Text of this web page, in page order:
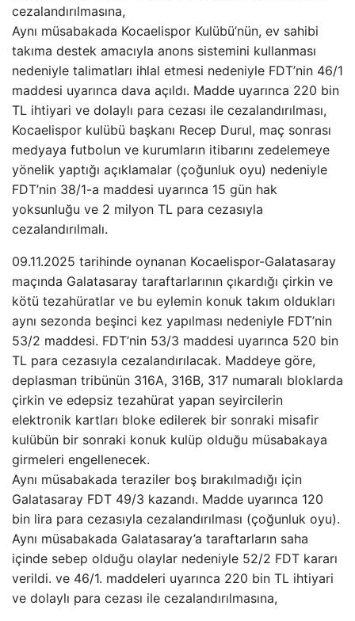
cezalandırılmasına,
Aynı müsabakada Kocaelispor Kulübü’nün, ev sahibi
takıma destek amacıyla anons sistemini kullanması
nedeniyle talimatları ihlal etmesi nedeniyle FDT’nin 46/1
maddesi uyarınca dava açıldı. Madde uyarınca 220 bin
TL ihtiyari ve dolaylı para cezası ile cezalandırılması,
Kocaelispor kulübü başkanı Recep Durul, maç sonrası
medyaya futbolun ve kurumların itibarını zedelemeye
yönelik yaptığı açıklamalar (çoğunluk oyu) nedeniyle
FDT’nin 38/1-a maddesi uyarınca 15 gün hak
yoksunluğu ve 2 milyon TL para cezasıyla
cezalandırılmalı.
09.11.2025 tarihinde oynanan Kocaelispor-Galatasaray
maçında Galatasaray taraftarlarının çıkardığı çirkin ve
kötü tezahüratlar ve bu eylemin konuk takım oldukları
aynı sezonda beşinci kez yapılması nedeniyle FDT’nin
53/2 maddesi. FDT’nin 53/3 maddesi uyarınca 520 bin
TL para cezasıyla cezalandırılacak. Maddeye göre,
deplasman tribünün 316A, 316B, 317 numaralı bloklarda
çirkin ve edepsiz tezahürat yapan seyircilerin
elektronik kartları bloke edilerek bir sonraki misafir
kulübün bir sonraki konuk kulüp olduğu müsabakaya
girmeleri engellenecek.
Aynı müsabakada teraziler boş bırakılmadığı için
Galatasaray FDT 49/3 kazandı. Madde uyarınca 120
bin lira para cezasıyla cezalandırılması (çoğunluk oyu).
Aynı müsabakada Galatasaray’a taraftarların saha
içinde sebep olduğu olaylar nedeniyle 52/2 FDT kararı
verildi. ve 46/1. maddeleri uyarınca 220 bin TL ihtiyari
ve dolaylı para cezası ile cezalandırılmasına,